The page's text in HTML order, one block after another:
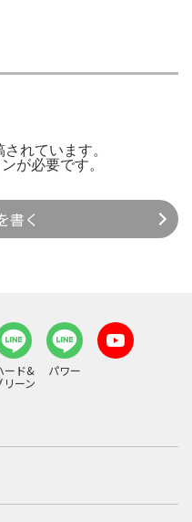
れています。
が必要です。
書く
ード&
リーン
パワー